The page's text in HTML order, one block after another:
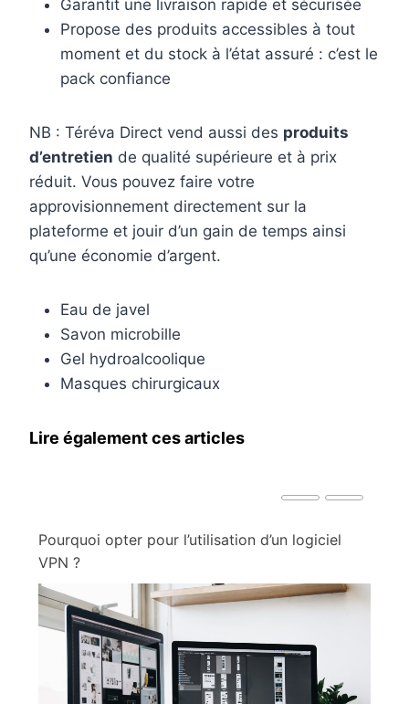
Garantit une livraison rapide et sécurisée
Propose des produits accessibles à tout
moment et du stock à l’état assuré : c’est le
pack confiance
NB : Téréva Direct vend aussi des produits
d’entretien de qualité supérieure et à prix
réduit. Vous pouvez faire votre
approvisionnement directement sur la
plateforme et jouir d’un gain de temps ainsi
qu’une économie d’argent.
Eau de javel
Savon microbille
Gel hydroalcoolique
Masques chirurgicaux
Lire également ces articles
Pourquoi opter pour l’utilisation d’un logiciel
VPN ?